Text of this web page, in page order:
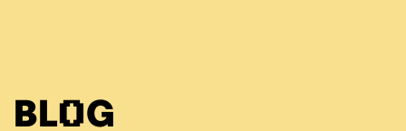
BLOG